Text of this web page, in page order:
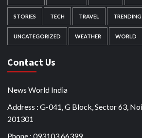
STORIES TECH TRAVEL
UNCATEGORIZED WEATHER WORLD
Contact Us
News World India
Address : G-041, G Block, Sector 63,
201301
Phone : 093103 66399